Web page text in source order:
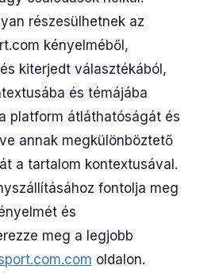
részesülhetnek az
kényelméből,
kiterjedt választékából,
és témájába
platform átláthatóságát és
annak megkülönböztető
a tartalom kontextusával.
fontolja meg
és
meg a legjobb
oldalon.